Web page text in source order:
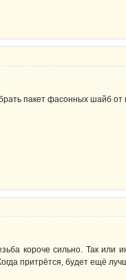
пакет фасонных шайб от
короче сильно. Так или
притрётся, будет ещё